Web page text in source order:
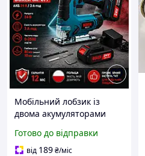
Мобільний лобзик із
двома акумуляторами
Акумулятора Польща
Готово до відправки
від 189₴/міс